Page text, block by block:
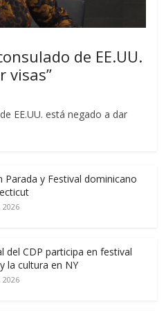
de EE.UU.
visas”
EE.UU. está negado a dar
Parada y Festival dominicano
2026
del CDP participa en festival
la cultura en NY
2026